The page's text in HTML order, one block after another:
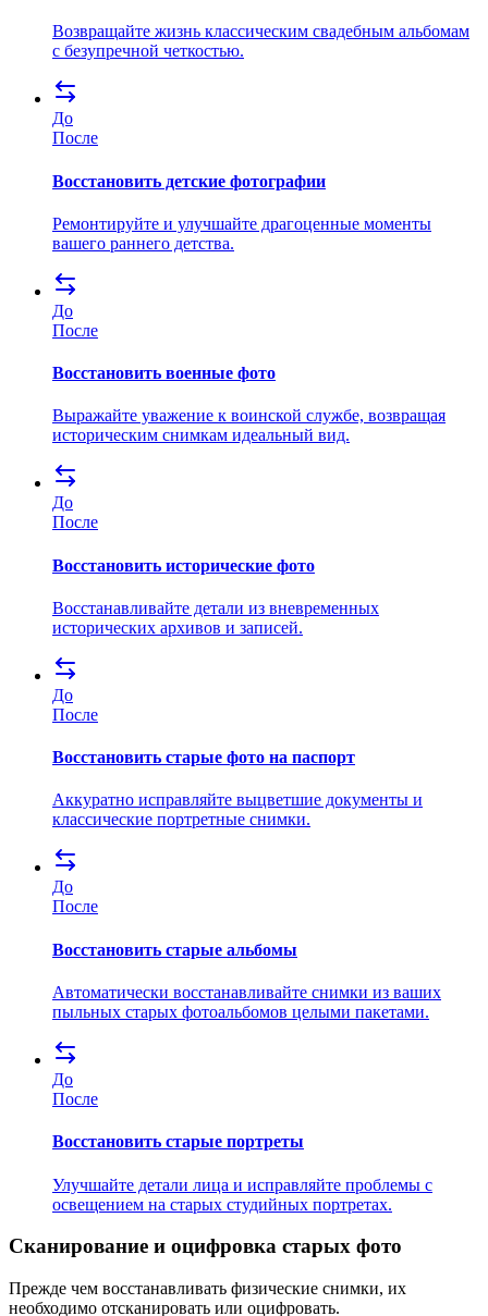
Возвращайте жизнь классическим свадебным альбомам
с безупречной четкостью.
До
После
Восстановить детские фотографии
Ремонтируйте и улучшайте драгоценные моменты
вашего раннего детства.
До
После
Восстановить военные фото
Выражайте уважение к воинской службе, возвращая
историческим снимкам идеальный вид.
До
После
Восстановить исторические фото
Восстанавливайте детали из вневременных
исторических архивов и записей.
До
После
Восстановить старые фото на паспорт
Аккуратно исправляйте выцветшие документы и
классические портретные снимки.
До
После
Восстановить старые альбомы
Автоматически восстанавливайте снимки из ваших
пыльных старых фотоальбомов целыми пакетами.
До
После
Восстановить старые портреты
Улучшайте детали лица и исправляйте проблемы с
освещением на старых студийных портретах.
Сканирование и оцифровка старых фото
Прежде чем восстанавливать физические снимки, их
необходимо отсканировать или оцифровать.